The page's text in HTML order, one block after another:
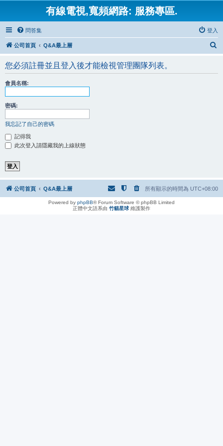
有線電視,寬頻網路: 服務專區.
問答集 登入
公司首頁 Q&A最上層
您必須註冊並且登入後才能檢視管理團隊列表。
會員名稱:
密碼:
我忘記了自己的密碼
記得我
此次登入請隱藏我的上線狀態
公司首頁 Q&A最上層 所有顯示的時間為 UTC+08:00
Powered by phpBB® Forum Software © phpBB Limited
正體中文語系由 竹貓星球 維護製作